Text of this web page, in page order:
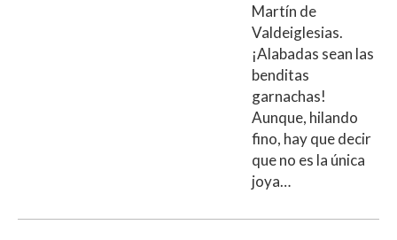
Martín de
Valdeiglesias.
¡Alabadas sean las
benditas
garnachas!
Aunque, hilando
fino, hay que decir
que no es la única
joya…